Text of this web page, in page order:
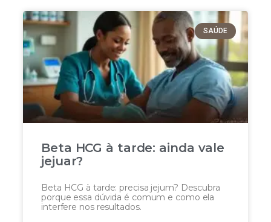
SAÚDE
Beta HCG à tarde: ainda vale
jejuar?
Beta HCG à tarde: precisa jejum? Descubra
porque essa dúvida é comum e como ela
interfere nos resultados.